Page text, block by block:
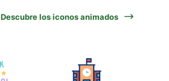
Descubre los iconos animados